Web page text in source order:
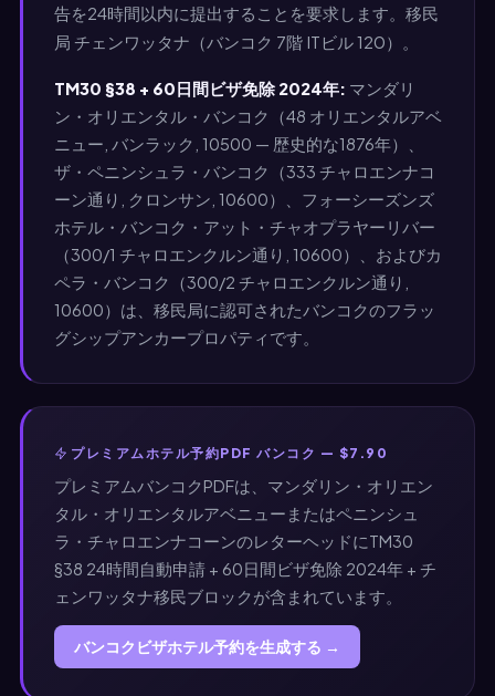
告を24時間以内に提出することを要求します。移民
局 チェンワッタナ（バンコク 7階 ITビル 120）。
TM30 §38 + 60日間ビザ免除 2024年: マンダリ
ン・オリエンタル・バンコク（48 オリエンタルアベ
ニュー, バンラック, 10500 — 歴史的な1876年）、
ザ・ペニンシュラ・バンコク（333 チャロエンナコ
ーン通り, クロンサン, 10600）、フォーシーズンズ
ホテル・バンコク・アット・チャオプラヤーリバー
（300/1 チャロエンクルン通り, 10600）、およびカ
ペラ・バンコク（300/2 チャロエンクルン通り,
10600）は、移民局に認可されたバンコクのフラッ
グシップアンカープロパティです。
プレミアムホテル予約PDF バンコク — $7.90
プレミアムバンコクPDFは、マンダリン・オリエン
タル・オリエンタルアベニューまたはペニンシュ
ラ・チャロエンナコーンのレターヘッドにTM30
§38 24時間自動申請 + 60日間ビザ免除 2024年 + チ
ェンワッタナ移民ブロックが含まれています。
バンコクビザホテル予約を生成する →